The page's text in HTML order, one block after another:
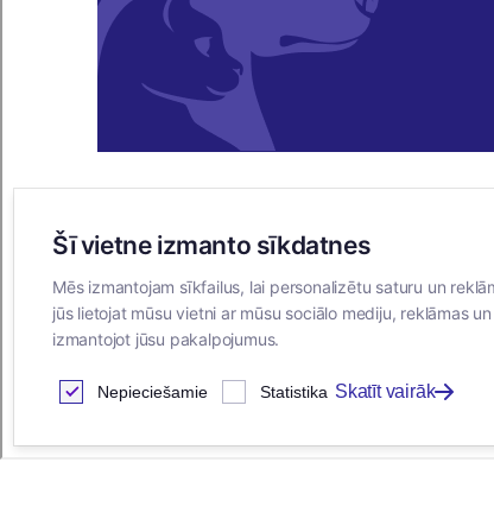
E-VEIKALS
Iegādes noteikumi
Privātuma politika
Sīkdatņu noteikumi
Šī vietne izmanto sīkdatnes
Mēs izmantojam sīkfailus, lai personalizētu saturu un
jūs lietojat mūsu vietni ar mūsu sociālo mediju, reklāmas
izmantojot jūsu pakalpojumus.
Nepieciešamie Statistika Skatīt vairāk